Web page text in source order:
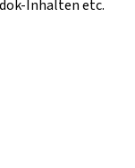
Inhalten etc.